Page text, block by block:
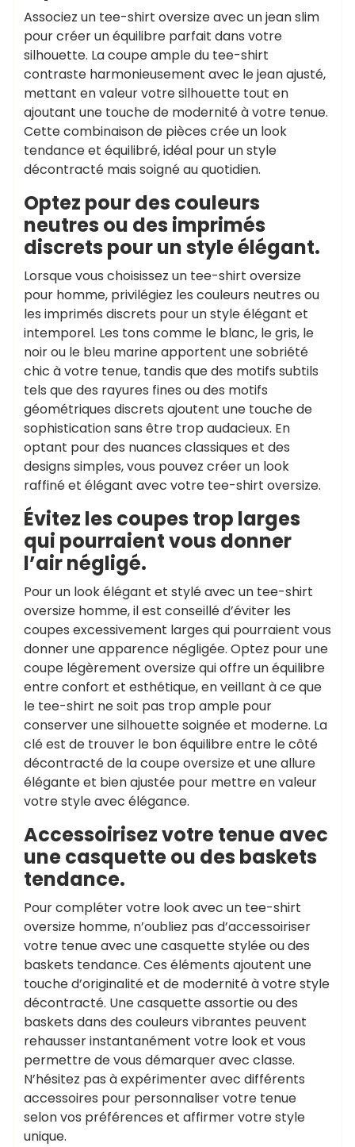
Associez un tee-shirt oversize avec un jean slim
pour créer un équilibre parfait dans votre
silhouette. La coupe ample du tee-shirt
contraste harmonieusement avec le jean ajusté,
mettant en valeur votre silhouette tout en
ajoutant une touche de modernité à votre tenue.
Cette combinaison de pièces crée un look
tendance et équilibré, idéal pour un style
décontracté mais soigné au quotidien.
Optez pour des couleurs
neutres ou des imprimés
discrets pour un style élégant.
Lorsque vous choisissez un tee-shirt oversize
pour homme, privilégiez les couleurs neutres ou
les imprimés discrets pour un style élégant et
intemporel. Les tons comme le blanc, le gris, le
noir ou le bleu marine apportent une sobriété
chic à votre tenue, tandis que des motifs subtils
tels que des rayures fines ou des motifs
géométriques discrets ajoutent une touche de
sophistication sans être trop audacieux. En
optant pour des nuances classiques et des
designs simples, vous pouvez créer un look
raffiné et élégant avec votre tee-shirt oversize.
Évitez les coupes trop larges
qui pourraient vous donner
l’air négligé.
Pour un look élégant et stylé avec un tee-shirt
oversize homme, il est conseillé d’éviter les
coupes excessivement larges qui pourraient vous
donner une apparence négligée. Optez pour une
coupe légèrement oversize qui offre un équilibre
entre confort et esthétique, en veillant à ce que
le tee-shirt ne soit pas trop ample pour
conserver une silhouette soignée et moderne. La
clé est de trouver le bon équilibre entre le côté
décontracté de la coupe oversize et une allure
élégante et bien ajustée pour mettre en valeur
votre style avec élégance.
Accessoirisez votre tenue avec
une casquette ou des baskets
tendance.
Pour compléter votre look avec un tee-shirt
oversize homme, n’oubliez pas d’accessoiriser
votre tenue avec une casquette stylée ou des
baskets tendance. Ces éléments ajoutent une
touche d’originalité et de modernité à votre style
décontracté. Une casquette assortie ou des
baskets dans des couleurs vibrantes peuvent
rehausser instantanément votre look et vous
permettre de vous démarquer avec classe.
N’hésitez pas à expérimenter avec différents
accessoires pour personnaliser votre tenue
selon vos préférences et affirmer votre style
unique.